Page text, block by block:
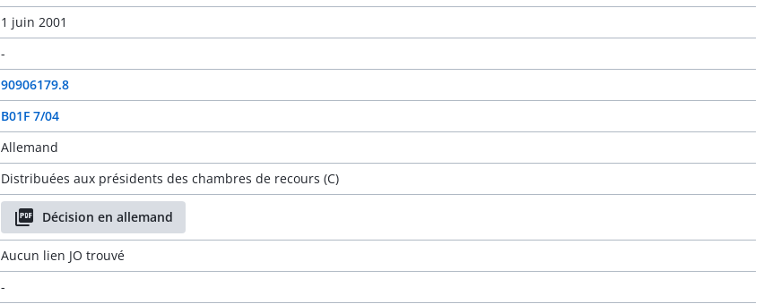
1 juin 2001
-
90906179.8
B01F 7/04
Allemand
Distribuées aux présidents des chambres de recours (C)
Décision en allemand
Aucun lien JO trouvé
-